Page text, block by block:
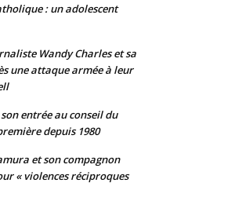
: un adolescent
Wandy Charles et sa
une attaque armée à leur
entrée au conseil du
depuis 1980
et son compagnon
« violences réciproques